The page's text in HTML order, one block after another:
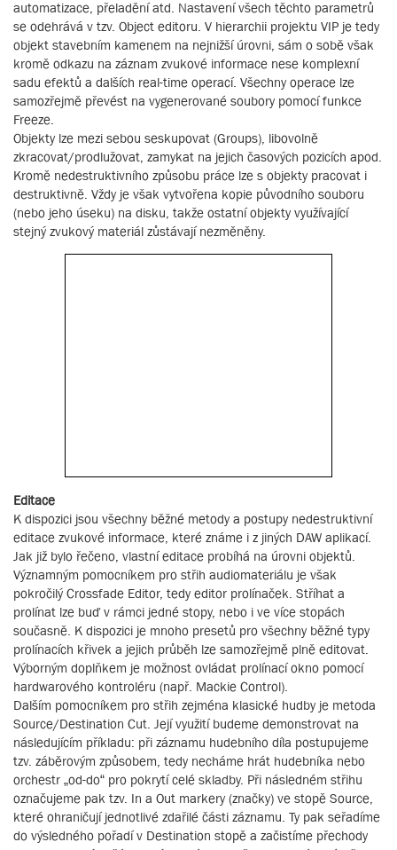
automatizace, přeladění atd. Nastavení všech těchto parametrů
se odehrává v tzv. Object editoru. V hierarchii projektu VIP je tedy
objekt stavebním kamenem na nejnižší úrovni, sám o sobě však
kromě odkazu na záznam zvukové informace nese komplexní
sadu efektů a dalších real-time operací. Všechny operace lze
samozřejmě převést na vygenerované soubory pomocí funkce
Freeze.
Objekty lze mezi sebou seskupovat (Groups), libovolně
zkracovat/prodlužovat, zamykat na jejich časových pozicích apod.
Kromě nedestruktivního způsobu práce lze s objekty pracovat i
destruktivně. Vždy je však vytvořena kopie původního souboru
(nebo jeho úseku) na disku, takže ostatní objekty využívající
stejný zvukový materiál zůstávají nezměněny.
Editace
K dispozici jsou všechny běžné metody a postupy nedestruktivní
editace zvukové informace, které známe i z jiných DAW aplikací.
Jak již bylo řečeno, vlastní editace probíhá na úrovni objektů.
Významným pomocníkem pro střih audiomateriálu je však
pokročilý Crossfade Editor, tedy editor prolínaček. Stříhat a
prolínat lze buď v rámci jedné stopy, nebo i ve více stopách
současně. K dispozici je mnoho presetů pro všechny běžné typy
prolínacích křivek a jejich průběh lze samozřejmě plně editovat.
Výborným doplňkem je možnost ovládat prolínací okno pomocí
hardwarového kontroléru (např. Mackie Control).
Dalším pomocníkem pro střih zejména klasické hudby je metoda
Source/Destination Cut. Její využití budeme demonstrovat na
následujícím příkladu: při záznamu hudebního díla postupujeme
tzv. záběrovým způsobem, tedy necháme hrát hudebníka nebo
orchestr „od-do“ pro pokrytí celé skladby. Při následném střihu
označujeme pak tzv. In a Out markery (značky) ve stopě Source,
které ohraničují jednotlivé zdařilé části záznamu. Ty pak seřadíme
do výsledného pořadí v Destination stopě a začistíme přechody